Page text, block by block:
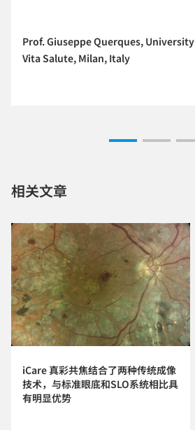
Prof. Giuseppe Querques, University
Vita Salute, Milan, Italy
相关文章
iCare 真彩共焦结合了两种传统成像
技术，与标准眼底和SLO系统相比具
有明显优势